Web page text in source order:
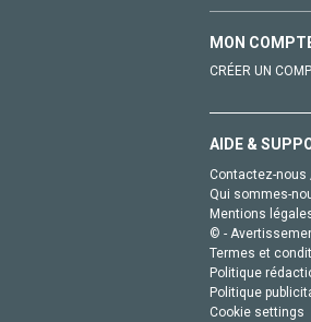
MON
CRÉER UN
AIDE &
Contactez-nous
Qui sommes-
Mentions
© -
Termes et
Politique
Politique
Cookie settings